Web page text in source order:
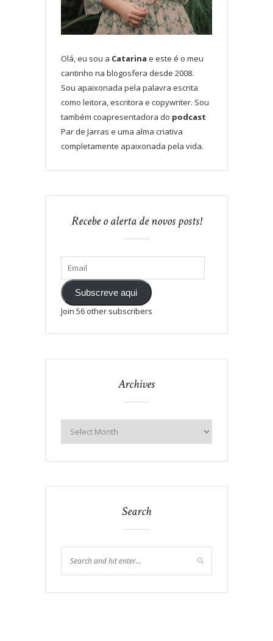
Olá, eu sou a Catarina e este é o meu
cantinho na blogosfera desde 2008.
Sou apaixonada pela palavra escrita
como leitora, escritora e copywriter. Sou
também coapresentadora do podcast
Par de Jarras e uma alma criativa
completamente apaixonada pela vida.
Recebe o alerta de novos posts!
Subscreve aqui
Join 56 other subscribers
Archives
Search